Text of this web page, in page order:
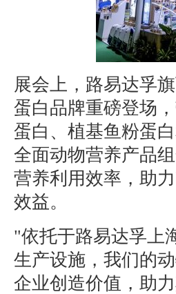
展会上，路易达孚
蛋白品牌重磅登场
蛋白、植基鱼粉蛋
全面动物营养产品
营养利用效率，助
效益。
"依托于路易达孚上
生产设施，我们的
企业创造价值，助